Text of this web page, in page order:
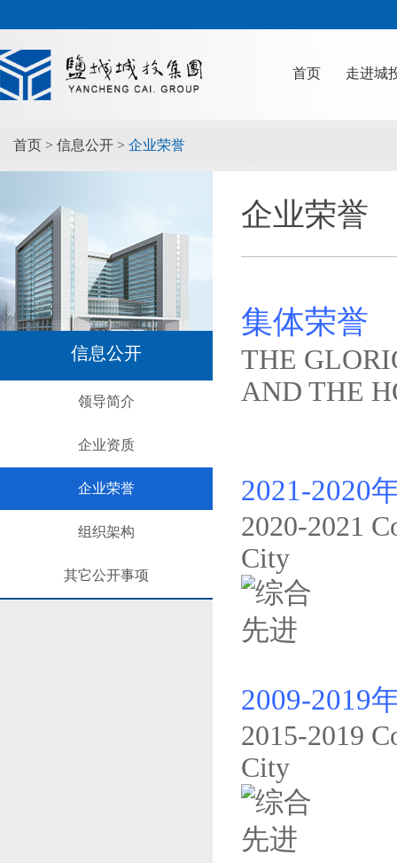
首页 走进城
首页 > 信息公开 > 企业荣誉
信息公开
领导简介
企业资质
企业荣誉
组织架构
其它公开事项
企业荣誉
集体荣誉
THE
AND THE
2021-2020
2020-2021
City
2009-2019
2015-2019
City